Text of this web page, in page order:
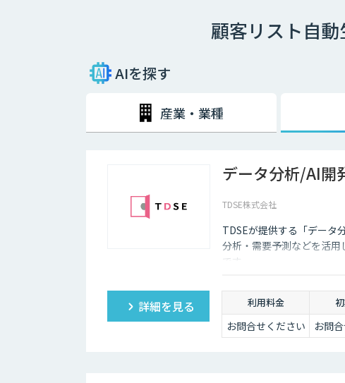
顧客リスト自
AIを探す
産業・業種
データ分析/AI開
TDSE株式会社
TDSEが提供する「データ
分析・需要予測などを活
です。
詳細を見る 利用料金
お問合せください お問